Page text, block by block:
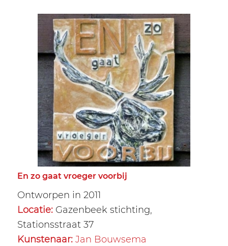
En zo gaat vroeger voorbij
Ontworpen in 2011
Locatie:Gazenbeek stichting,
Stationsstraat 37
Kunstenaar: Jan Bouwsema